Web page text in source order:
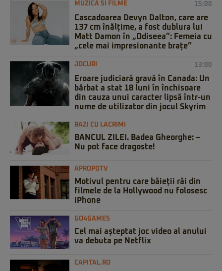
MUZICA SI FILME 15:00
Cascadoarea Devyn Dalton, care are
137 cm înălțime, a fost dublura lui
Matt Damon în „Odiseea”: Femeia cu
„cele mai impresionante brațe”
JOCURI 13:00
Eroare judiciară gravă în Canada: Un
bărbat a stat 18 luni în închisoare
din cauza unui caracter lipsă într-un
nume de utilizator din jocul Skyrim
RAZI CU LACRIMI
BANCUL ZILEI. Badea Gheorghe: –
Nu pot face dragoste!
APROPOTV
Motivul pentru care băieții răi din
filmele de la Hollywood nu folosesc
iPhone
GO4GAMES
Cel mai așteptat joc video al anului
va debuta pe Netflix
CAPITAL.RO